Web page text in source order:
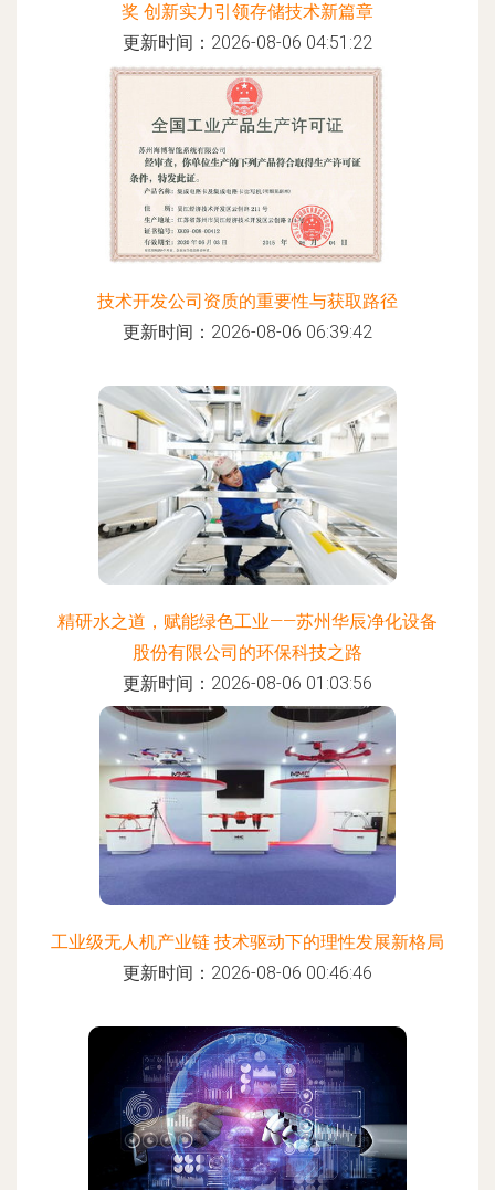
奖 创新实力引领存储技术新篇章
更新时间：2026-08-06 04:51:22
技术开发公司资质的重要性与获取路径
更新时间：2026-08-06 06:39:42
精研水之道，赋能绿色工业——苏州华辰净化设备
股份有限公司的环保科技之路
更新时间：2026-08-06 01:03:56
工业级无人机产业链 技术驱动下的理性发展新格局
更新时间：2026-08-06 00:46:46